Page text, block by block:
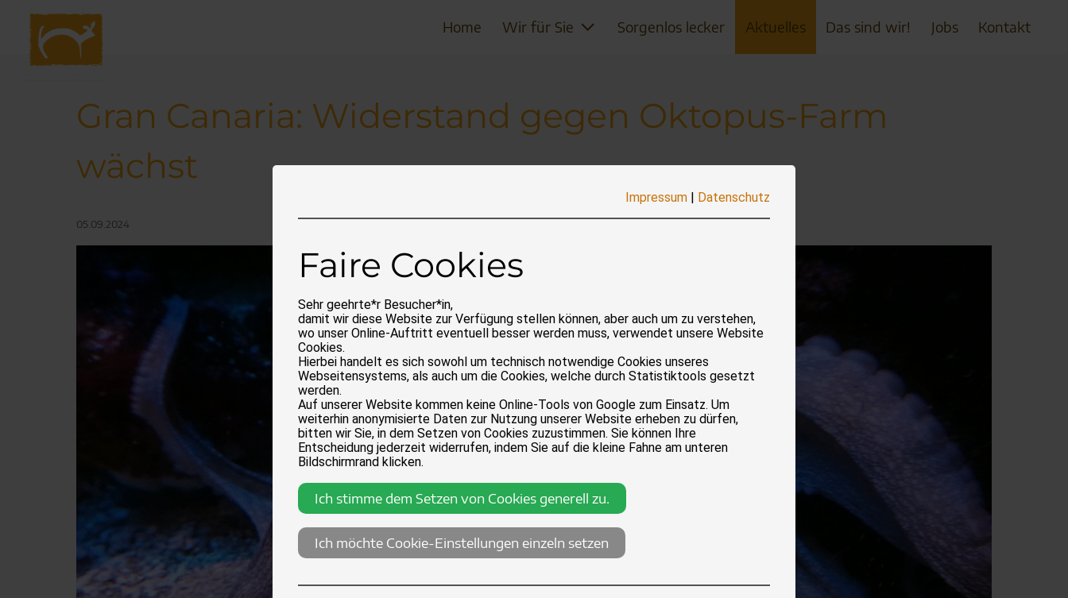
Navigation
überspringen
Home Wir für Sie Sorgenlos lecker Aktuelles Das sind wir! Jobs Kontakt
Gran Canaria: Widerstand gegen Oktopus-Farm
wächst
05.09.2024
Impressum | Datenschutz
Faire Cookies
Sehr geehrte*r Besucher*in,
damit wir diese Website zur Verfügung stellen können, aber auch um zu verstehen,
wo unser Online-Auftritt eventuell besser werden muss, verwendet unsere Website
Cookies.
Hierbei handelt es sich sowohl um technisch notwendige Cookies unseres
Webseitensystems, als auch um die Cookies, welche durch Statistiktools gesetzt
werden.
Auf unserer Website kommen keine Online-Tools von Google zum Einsatz. Um
weiterhin anonymisierte Daten zur Nutzung unserer Website erheben zu dürfen,
bitten wir Sie, in dem Setzen von Cookies zuzustimmen. Sie können Ihre
Entscheidung jederzeit widerrufen, indem Sie auf die kleine Fahne am unteren
Bildschirmrand klicken.
Ich stimme dem Setzen von Cookies generell zu.
Ich möchte Cookie-Einstellungen einzeln setzen